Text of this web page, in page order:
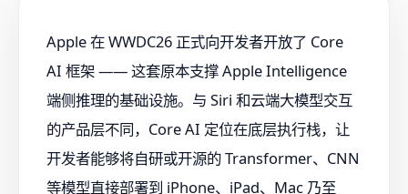
Apple 在 WWDC26 正式向开发者开放了 Core
AI 框架 —— 这套原本支撑 Apple Intelligence
端侧推理的基础设施。与 Siri 和云端大模型交互
的产品层不同，Core AI 定位在底层执行栈，让
开发者能够将自研或开源的 Transformer、CNN
等模型直接部署到 iPhone、iPad、Mac 乃至